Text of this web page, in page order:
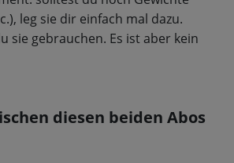
leg sie dir einfach mal dazu.
sie gebrauchen. Es ist aber kein
diesen beiden Abos